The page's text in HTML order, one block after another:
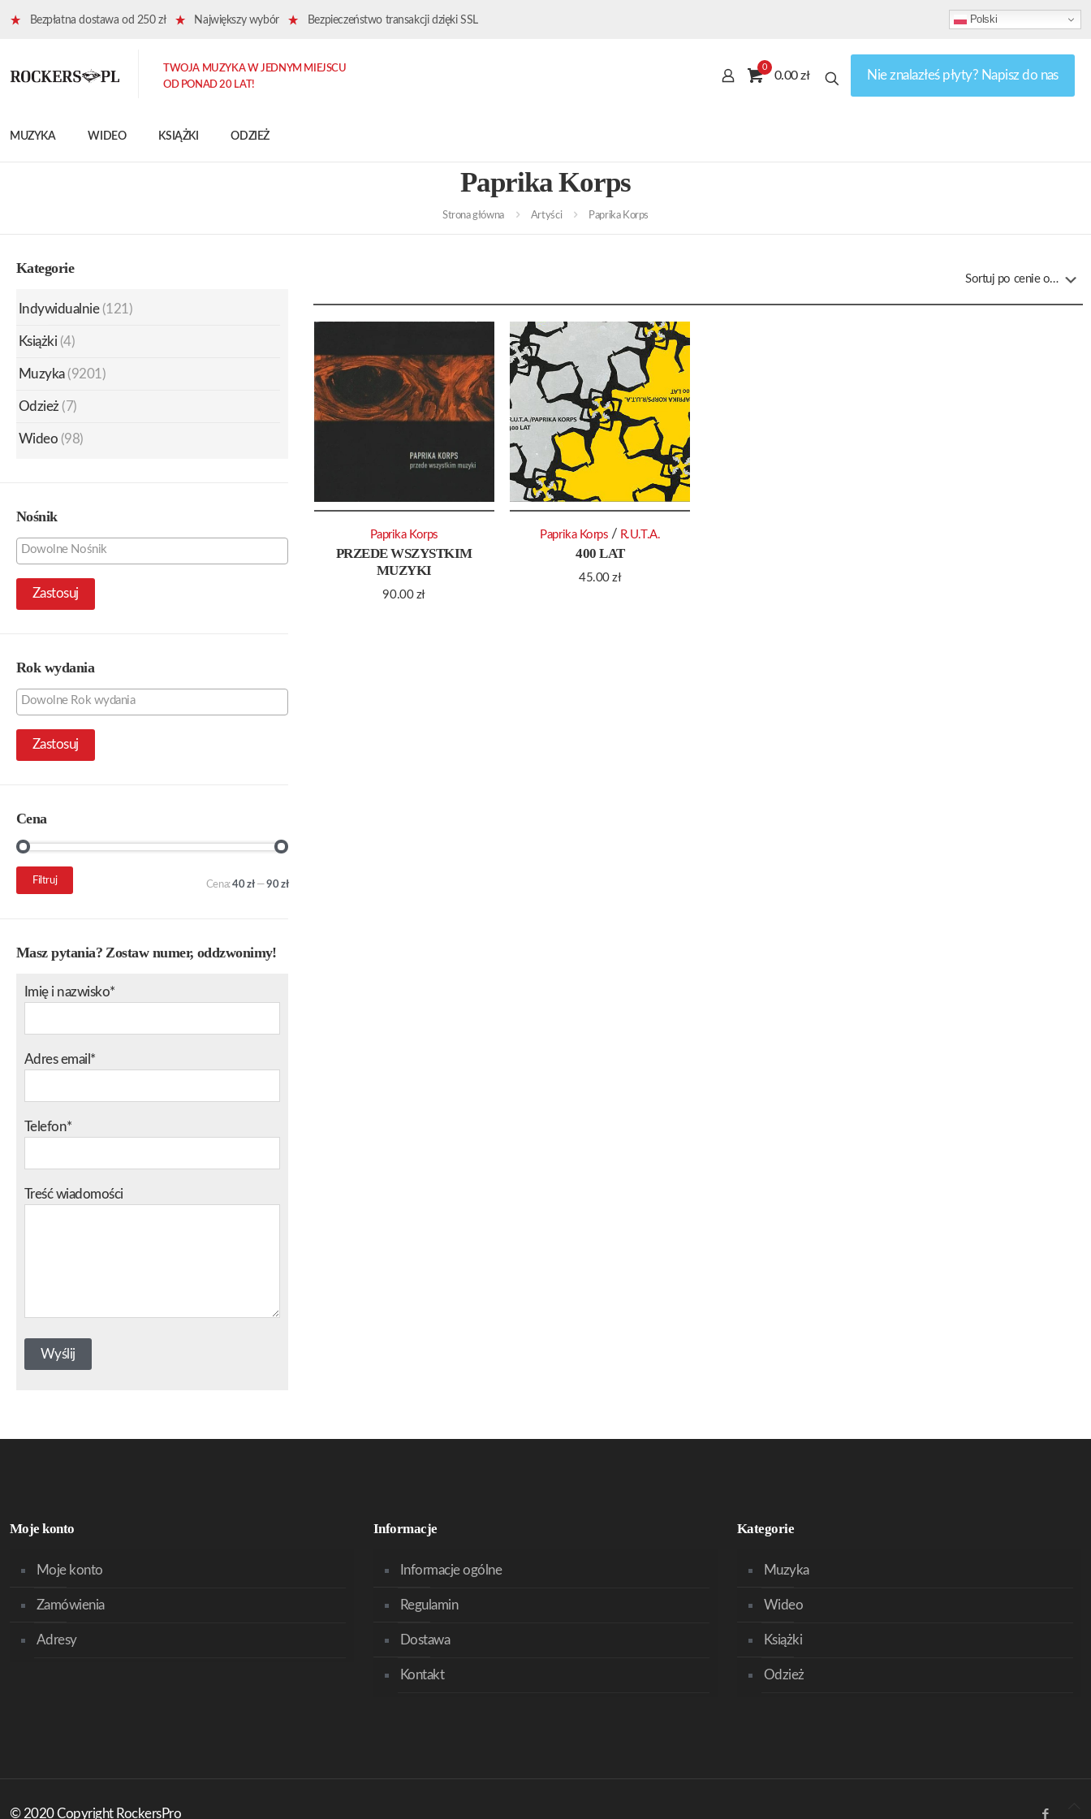
Bezpłatna dostawa od 250 zł Największy wybór Bezpieczeństwo transakcji dzięki SSL Polski
MUZYKA WIDEO KSIĄŻKI ODZIEŻ
TWOJA MUZYKA W JEDNYM MIEJSCU
OD PONAD 20 LAT!
0
0.00 zł Nie znalazłeś płyty? Napisz do nas
Paprika Korps
Strona główna Artyści Paprika Korps
PRZEDE WSZYSTKIM
MUZYKI
90.00 zł
Paprika Korps
400 LAT
45.00zł
Paprika Korps / R.U.T.A.
Kategorie
Indywidualnie (121)
Książki (4)
Muzyka (9201)
Odzież (7)
Wideo (98)
Nośnik
Zastosuj
Rok wydania
Zastosuj
Cena
Cena
min.
Cena
maks.
Filtruj Cena:40 zł—90 zł
Masz pytania? Zostaw numer, oddzwonimy!
Imię i nazwisko*
Adres email*
Telefon*
Treść wiadomości
Moje konto
Moje konto
Zamówienia
Adresy
Informacje
Informacje ogólne
Regulamin
Dostawa
Kontakt
Kategorie
Muzyka
Wideo
Książki
Odzież
© 2020 Copyright RockersPro